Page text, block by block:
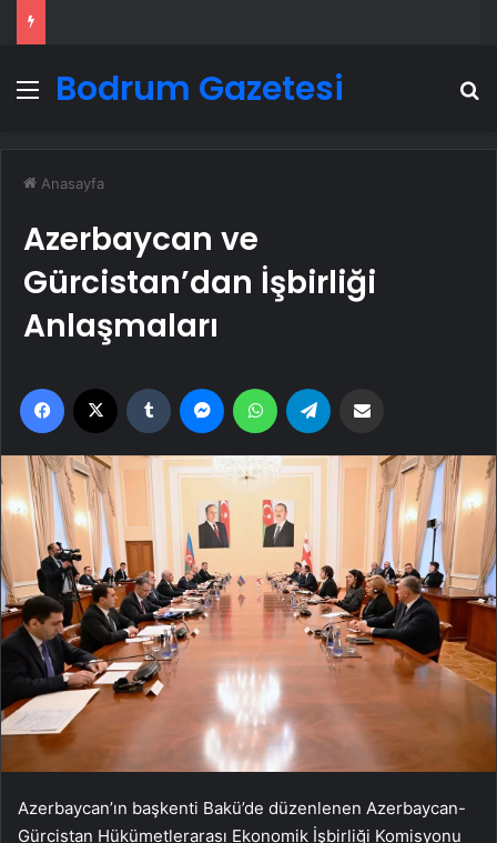
Menü
Bodrum Gazetesi
Anasayfa
Azerbaycan ve
Gürcistan’dan İşbirliği
Anlaşmaları
Facebook Tumblr MessengerWhatsApp
Azerbaycan’ın başkenti Bakü’de düzenlenen Azerbaycan-
Gürcistan Hükümetlerarası Ekonomik İşbirliği Komisyonu